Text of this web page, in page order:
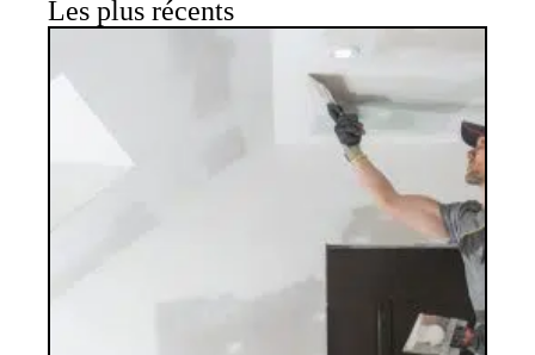
Les plus récents